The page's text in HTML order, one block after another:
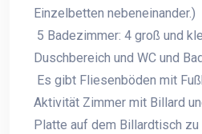
Einzelbetten nebeneinander.)
5 Badezimmer: 4 groß und
Duschbereich und WC und
Es gibt Fliesenböden mit
Aktivität Zimmer mit Billard
Platte auf dem Billardtisch